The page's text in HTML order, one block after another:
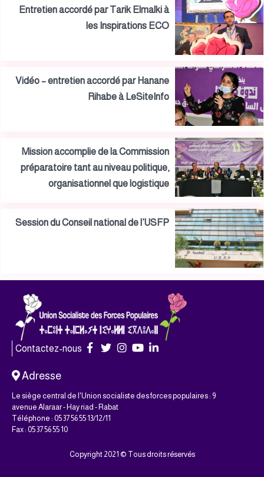
Entretien accordé par Tarik Elmalki à
les Inspirations ECO
Vidéo – entretien accordé par Hanane
Rihabe à LeSiteInfo
Mission accomplie de la Commission
préparatoire tant au niveau politique,
organisationnel que logistique
Session du Conseil national de l’USFP
Contactez-nous
Adresse
Le siège central de l'Union socialiste des forces populaires : 9
avenue Alaraar - Hay riad - Rabat
Téléphone : 05 37 56 55 13/12/11
Fax : 05 37 56 55 10
Copyright 2021 © Tous droits réservés